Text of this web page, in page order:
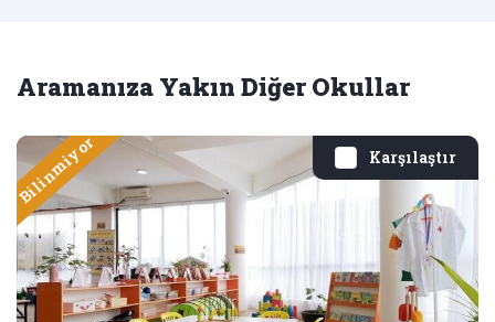
Aramanıza Yakın Diğer Okullar
Karşılaştır
Bilinmiyor